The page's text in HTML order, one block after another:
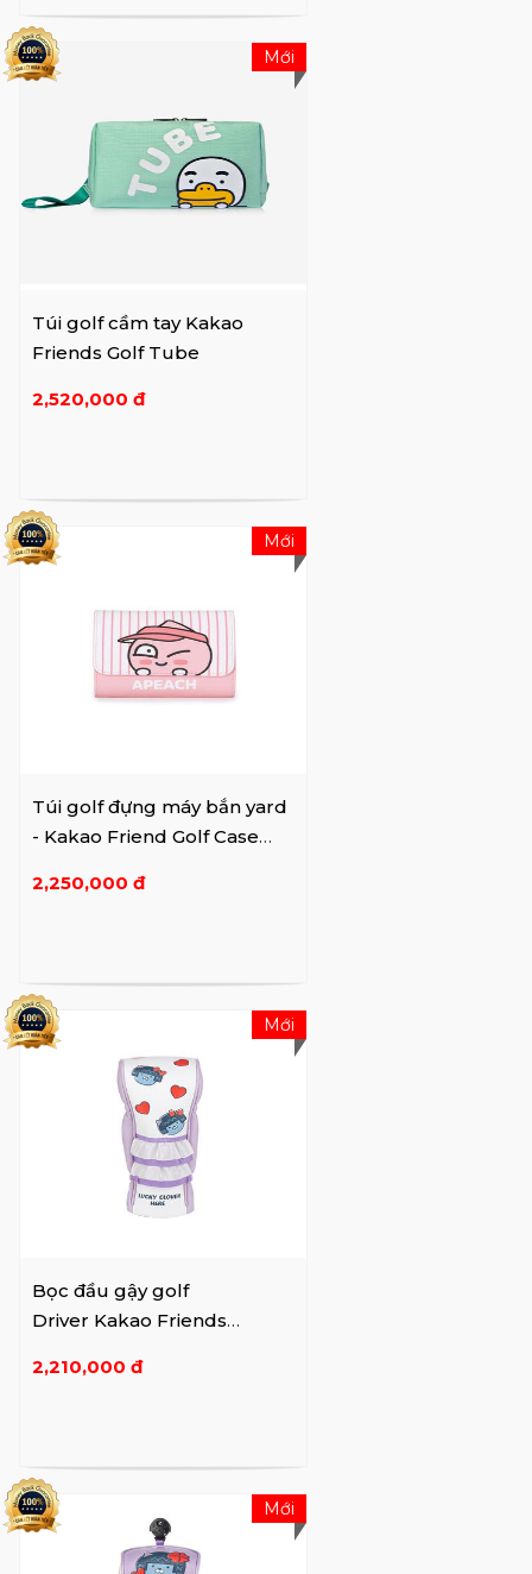
Túi golf cầm tay Kakao
Friends Golf Tube
2,520,000 đ
Mới
Túi golf đựng máy bắn yard
- Kakao Friend Golf Case
2,250,000 đ
Mới
Bọc đầu gậy golf
Driver Kakao Friends
2,210,000 đ
Mới
Mới